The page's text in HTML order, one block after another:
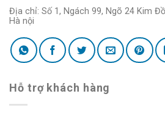
Địa chỉ: Số 1, Ngách 99, Ngõ 24 Kim
Hà nội
Hỗ trợ khách hàng